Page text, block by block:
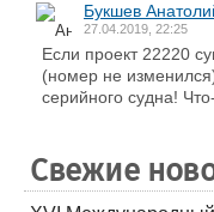
Букшев
27.04.2019, 22:25
Если проект 22220
(номер не
серийного судна!
Свежие